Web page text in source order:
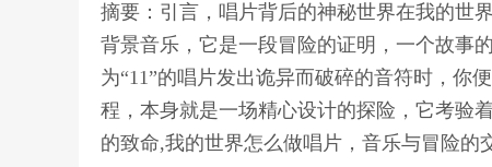
摘要：引言，唱片背后的神秘世界在我的世
背景音乐，它是一段冒险的证明，一个故事
为“11”的唱片发出诡异而破碎的音符时，你
程，本身就是一场精心设计的探险，它考验
的致命,我的世界怎么做唱片，音乐与冒险的